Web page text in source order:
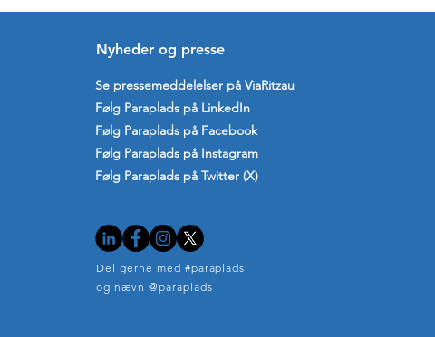
​Nyheder og presse
Se pressemeddelelser på ViaRitzau
Følg Paraplads på LinkedIn
Følg Paraplads på Facebook
Følg Paraplads på Instagram
Følg Paraplads på Twitter (X)
Del gerne med #paraplads
og nævn @paraplads